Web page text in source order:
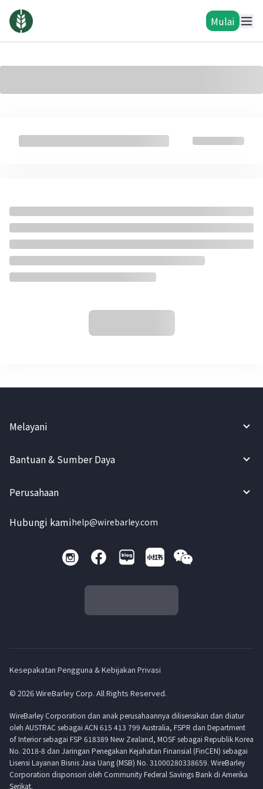
Mulai
Melayani
Bantuan & Sumber Daya
Perusahaan
Hubungi kamihelp@wirebarley.com
Kesepakatan Pengguna & Kebijakan Privasi
© 2026 WireBarley Corp. All Rights Reserved.
WireBarley Corporation dan anak perusahaannya dilisensikan dan diatur
oleh AUSTRAC sebagai ACN 615 413 799 Australia, FSPR dan Department
of Interior sebagai FSP 618389 New Zealand, MOSF sebagai Republik Korea
No. 2018-8 dan Jaringan Penegakan Kejahatan Finansial (FinCEN) sebagai
Lisensi Layanan Bisnis Jasa Uang (MSB) No. 31000280338659. WireBarley
Corporation disponsori oleh Community Federal Savings Bank di Amerika
Serikat.